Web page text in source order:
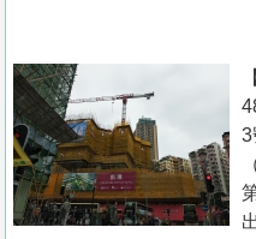
置
業
手
冊
3